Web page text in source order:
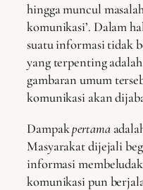
hingga muncul
komunikasi’. Dalam
suatu informasi tidak
yang terpenting
gambaran umum
komunikasi akan
Dampakpertama
Masyarakat dijejali
informasi
komunikasi pun